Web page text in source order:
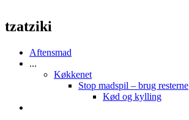
tzatziki
Aftensmad
...
Køkkenet
Stop madspil – brug resterne
Kød og kylling